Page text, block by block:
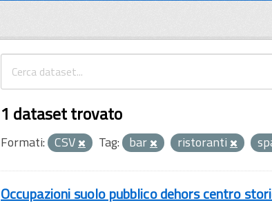
1 dataset trovato
Formati: CSV Tag: bar ristoranti
Occupazioni suolo pubblico dehors centro